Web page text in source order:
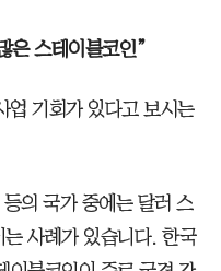
은 스테이블코인”
업 기회가 있다고 보시는
의 국가 중에는 달러 스
사례가 있습니다. 한국